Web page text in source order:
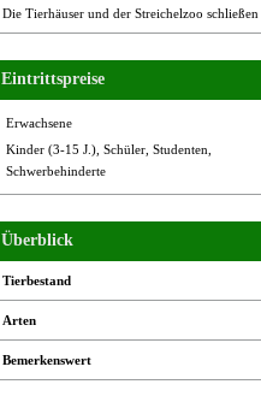
Die Tierhäuser und der Streichelzoo
Eintrittspreise
Erwachsene
Kinder (3-15 J.), Schüler, Studenten,
Schwerbehinderte
Überblick
Tierbestand
Arten
Bemerkenswert